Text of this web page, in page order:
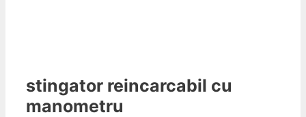
stingator reincarcabil cu
manometru